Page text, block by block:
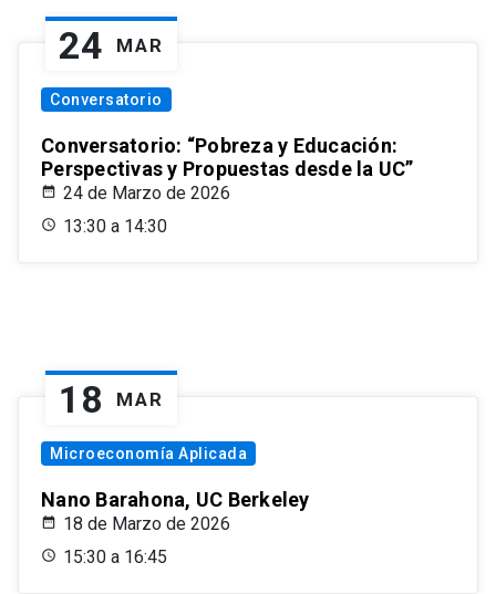
24 MAR
Conversatorio
Conversatorio: “Pobreza y Educación:
Perspectivas y Propuestas desde la UC”
24 de Marzo de 2026
13:30 a 14:30
18 MAR
Microeconomía Aplicada
Nano Barahona, UC Berkeley
18 de Marzo de 2026
15:30 a 16:45